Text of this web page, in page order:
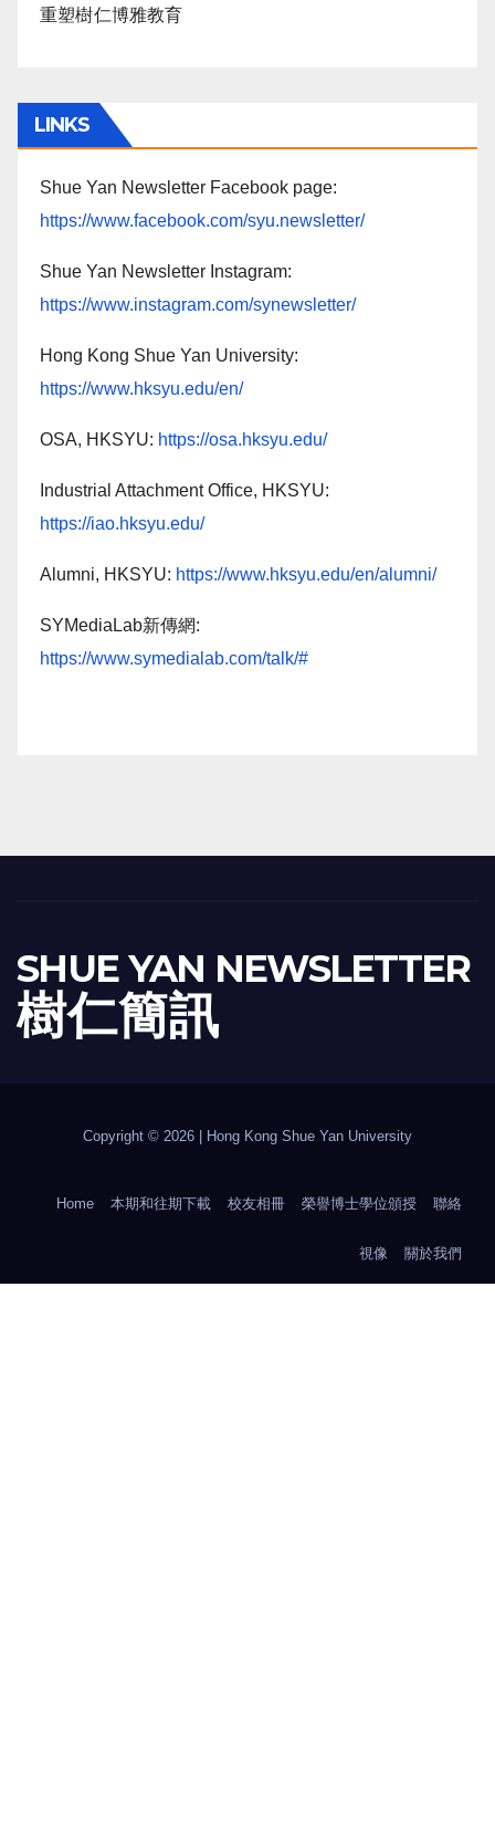
重塑樹仁博雅教育
LINKS
Shue Yan Newsletter Facebook page:
https://www.facebook.com/syu.newsletter/
Shue Yan Newsletter Instagram:
https://www.instagram.com/synewsletter/
Hong Kong Shue Yan University:
https://www.hksyu.edu/en/
OSA, HKSYU: https://osa.hksyu.edu/
Industrial Attachment Office, HKSYU:
https://iao.hksyu.edu/
Alumni, HKSYU: https://www.hksyu.edu/en/alumni/
SYMediaLab新傳網:
https://www.symedialab.com/talk/#
SHUE YAN NEWSLETTER
樹 仁 簡 訊
Copyright © 2026 | Hong Kong Shue Yan University
Home 本期和往期下載 校友相冊 榮譽博士學位頒授 聯絡
視像 關於我們